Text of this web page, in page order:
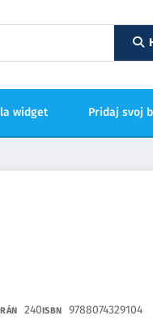
widget Pridaj svoj
240ISBN 9788074329104